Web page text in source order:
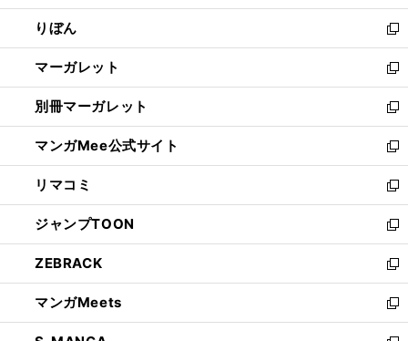
開
く
ウ
で
開
く
ン
ド
ウ
で
開
く
ウ
ィ
ン
ド
ウ
で
開
く
りぼん
新
し
い
ウ
ィ
ン
ド
ウ
で
開
く
マーガレット
新
し
い
ウ
ィ
ン
ド
ウ
で
開
く
別冊マーガレット
新
し
い
ウ
ィ
ン
ド
ウ
で
開
く
マンガMee公式サイト
新
し
い
ウ
ィ
ン
ド
ウ
で
開
リマコミ
新
し
い
ウ
ィ
ン
ド
ウ
ジャンプTOON
新
し
い
ウ
ィ
ン
ZEBRACK
新
し
い
ウ
マンガMeets
新
し